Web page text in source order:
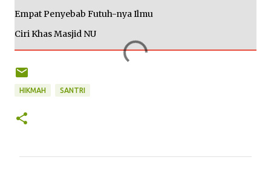
Empat Penyebab Futuh-nya Ilmu
Ciri Khas Masjid NU
HIKMAH SANTRI